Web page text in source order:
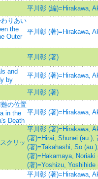
平川彰 (編)=Hirakawa,
りあい
the
Outer
平川彰 (著)=Hirakawa,
平川彰 (著)
and
by
平川彰 (著)=Hirakawa,
平川彰 (著)
の位置
in the
Death
平川彰 (著)=Hirakawa,
クリッ
平川彰 (著)=Hirakawa,
(著)=Hirai, Shunei (au.);
(著)=Takahashi, So (au.)
(著)=Hakamaya, Noriaki
(著)=Yoshizu, Yoshihide
平川彰 (著)=Hirakawa,